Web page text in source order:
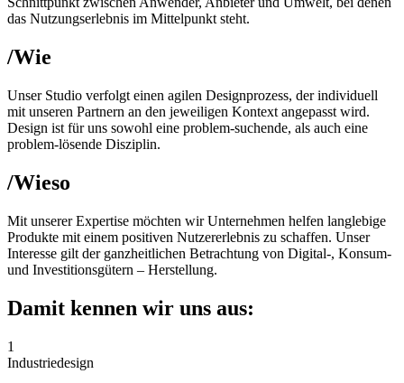
das Nutzungserlebnis im Mittelpunkt steht.
/Wie
Unser Studio verfolgt einen agilen Designprozess, der individuell
mit unseren Partnern an den jeweiligen Kontext angepasst wird.
Design ist für uns sowohl eine problem-suchende, als auch eine
problem-lösende Disziplin.
/Wieso
Mit unserer Expertise möchten wir Unternehmen helfen langlebige
Produkte mit einem positiven Nutzererlebnis zu schaffen. Unser
Interesse gilt der ganzheitlichen Betrachtung von Digital-, Konsum-
und Investitionsgütern – Herstellung.
Damit kennen wir uns aus:
1
Industriedesign